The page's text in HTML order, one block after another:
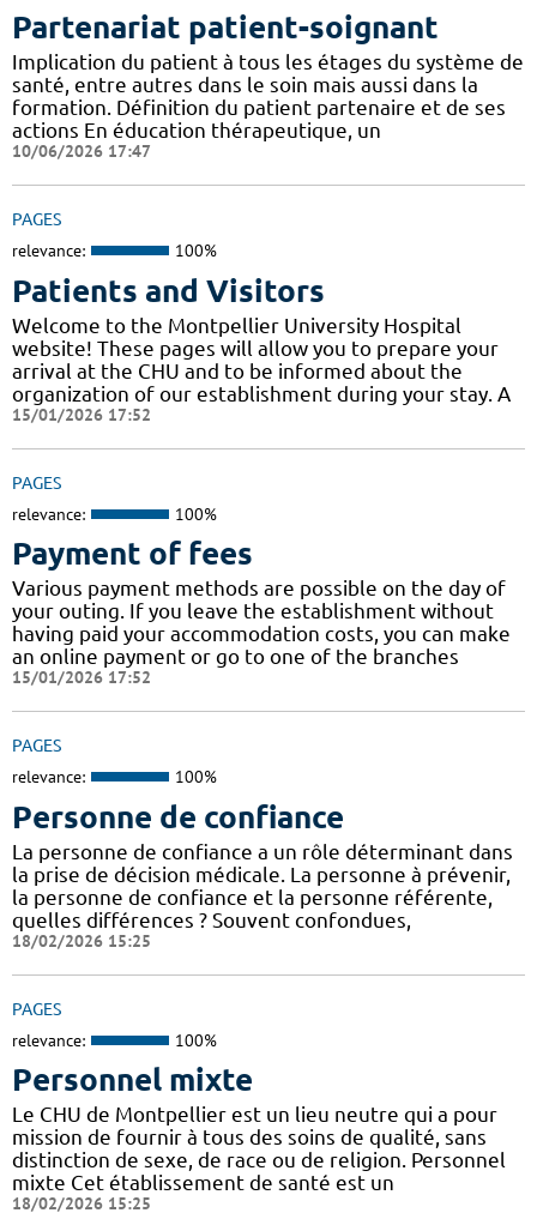
Partenariat patient-soignant
Implication du patient à tous les étages du système de
santé, entre autres dans le soin mais aussi dans la
formation. Définition du patient partenaire et de ses
actions En éducation thérapeutique, un
10/06/2026 17:47
PAGES
relevance: 100%
Patients and Visitors
Welcome to the Montpellier University Hospital
website! These pages will allow you to prepare your
arrival at the CHU and to be informed about the
organization of our establishment during your stay. A
15/01/2026 17:52
PAGES
relevance: 100%
Payment of fees
Various payment methods are possible on the day of
your outing. If you leave the establishment without
having paid your accommodation costs, you can make
an online payment or go to one of the branches
15/01/2026 17:52
PAGES
relevance: 100%
Personne de confiance
La personne de confiance a un rôle déterminant dans
la prise de décision médicale. La personne à prévenir,
la personne de confiance et la personne référente,
quelles différences ? Souvent confondues,
18/02/2026 15:25
PAGES
relevance: 100%
Personnel mixte
Le CHU de Montpellier est un lieu neutre qui a pour
mission de fournir à tous des soins de qualité, sans
distinction de sexe, de race ou de religion. Personnel
mixte Cet établissement de santé est un
18/02/2026 15:25